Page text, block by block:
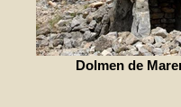
Dolmen de